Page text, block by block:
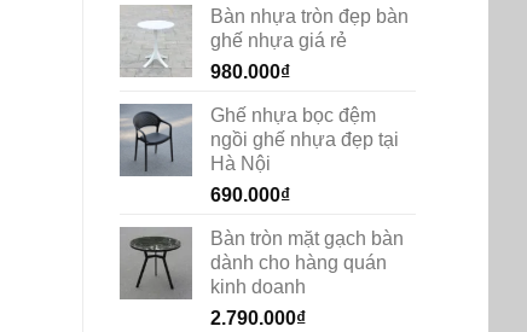
Bàn nhựa tròn đẹp bàn
ghế nhựa giá rẻ
980.000₫
Ghế nhựa bọc đệm
ngồi ghế nhựa đẹp tại
Hà Nội
690.000₫
Bàn tròn mặt gạch bàn
dành cho hàng quán
kinh doanh
2.790.000₫